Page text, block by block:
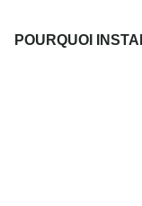
POURQUOI